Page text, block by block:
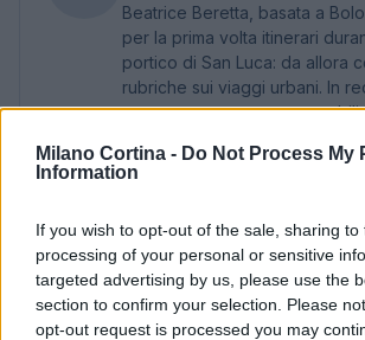
Milano Cortina - Do Not Process My
Information
If you wish to opt-out of the sale, sharing
processing of your personal or sensitive
targeted advertising by us, please use the
section to confirm your selection. Please
opt-out request is processed you may
Beatrice Beretta, basata a
per la prima volta itinerari
portico di San Luca: da allora
rubriche sui viaggi urbani. In
promuove reportage su
bolognesi come talismano